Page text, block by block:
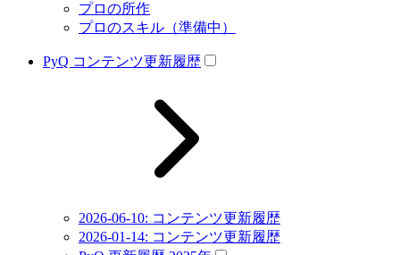
プロの所作
プロのスキル（準備中）
PyQ コンテンツ更新履歴
2026-06-10: コンテンツ更新履歴
2026-01-14: コンテンツ更新履歴